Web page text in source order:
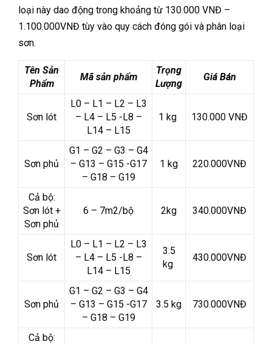
loại này dao động trong khoảng từ 130.000 VNĐ –
1.100.000VNĐ tùy vào quy cách đóng gói và phân loại
sơn.
Tên Sản
Phẩm
Mã sản phẩm
Trọng
Lượng
Giá Bán
Sơn lót
L0 – L1 – L2 – L3
– L4 – L5 -L8 –
L14 – L15
1 kg 130.000 VNĐ
Sơn phủ
G1 – G2 – G3 – G4
– G13 – G15 -G17
– G18 – G19
1 kg 220.000VNĐ
Cả bộ:
Sơn lót +
Sơn phủ
6 – 7m2/bộ 2kg 340.000VNĐ
Sơn lót
L0 – L1 – L2 – L3
– L4 – L5 -L8 –
L14 – L15
3.5
kg
430.000VNĐ
Sơn phủ
G1 – G2 – G3 – G4
– G13 – G15 -G17
– G18 – G19
3.5 kg 730.000VNĐ
Cả bộ: